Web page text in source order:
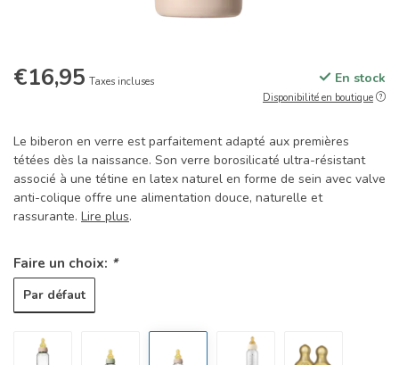
€16,95 Taxes incluses En stock
Disponibilité en boutique
Le biberon en verre est parfaitement adapté aux premières
tétées dès la naissance. Son verre borosilicaté ultra-résistant
associé à une tétine en latex naturel en forme de sein avec valve
anti-colique offre une alimentation douce, naturelle et
rassurante. Lire plus.
Faire un choix: *
Par défaut